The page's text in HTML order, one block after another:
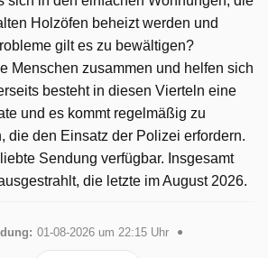
Holzöfen beheizt werden und
gilt es zu bewältigen?
Menschen zusammen und helfen sich
besteht in diesen Vierteln eine
und es kommt regelmäßig zu
die den Einsatz der Polizei erfordern.
Sendung verfügbar. Insgesamt
die letzte im August 2026.
01-08-2026 um 22:15 Uhr